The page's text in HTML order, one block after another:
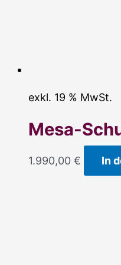
exkl. 19 % MwSt.
Mesa-
1.990,00 € In